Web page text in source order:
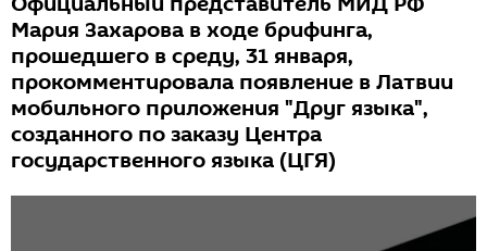
Мария Захарова в ходе брифинга,
прошедшего в среду, 31 января,
прокомментировала появление в Латвии
мобильного приложения "Друг языка",
созданного по заказу Центра
государственного языка (ЦГЯ)